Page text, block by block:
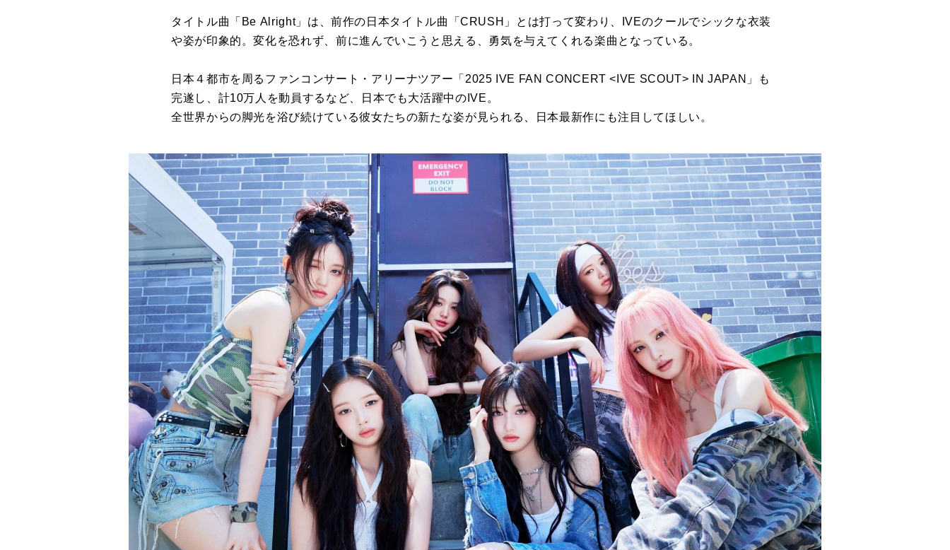
タイトル曲「Be Alright」は、前作の日本タイトル曲「CRUSH」 とは打って変わり、 IVEのクールでシックな衣装
や姿が印象的。変化を恐れず、前に進んでいこうと思える、 勇気を与えてくれる楽曲となっている。
日本４都市を周るファンコンサート・アリーナツアー「2025 IVE FAN CONCERT < IVE SCOUT> INJAPAN 」も
完遂し、計10万人を動員するなど、
日本でも大活躍中の IVE 。
全世界からの脚光を浴び続けている彼女たちの新たな姿が 見られる 、日本最新作にも注目してほしい。